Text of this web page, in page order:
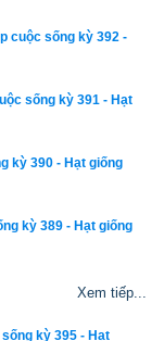
cô đơn trong
người quản lý
nổi tiếng được
của những cuốn
hồn kích vào đây
lịch vạn niên trên
không chỉ có các
lịch âm,
như xem ngày
cuộc sống kỳ 392 -
sống kỳ 391 - Hạt
kỳ 390 - Hạt giống
kỳ 389 - Hạt giống
Xem tiếp...
kỳ 395 - Hạt